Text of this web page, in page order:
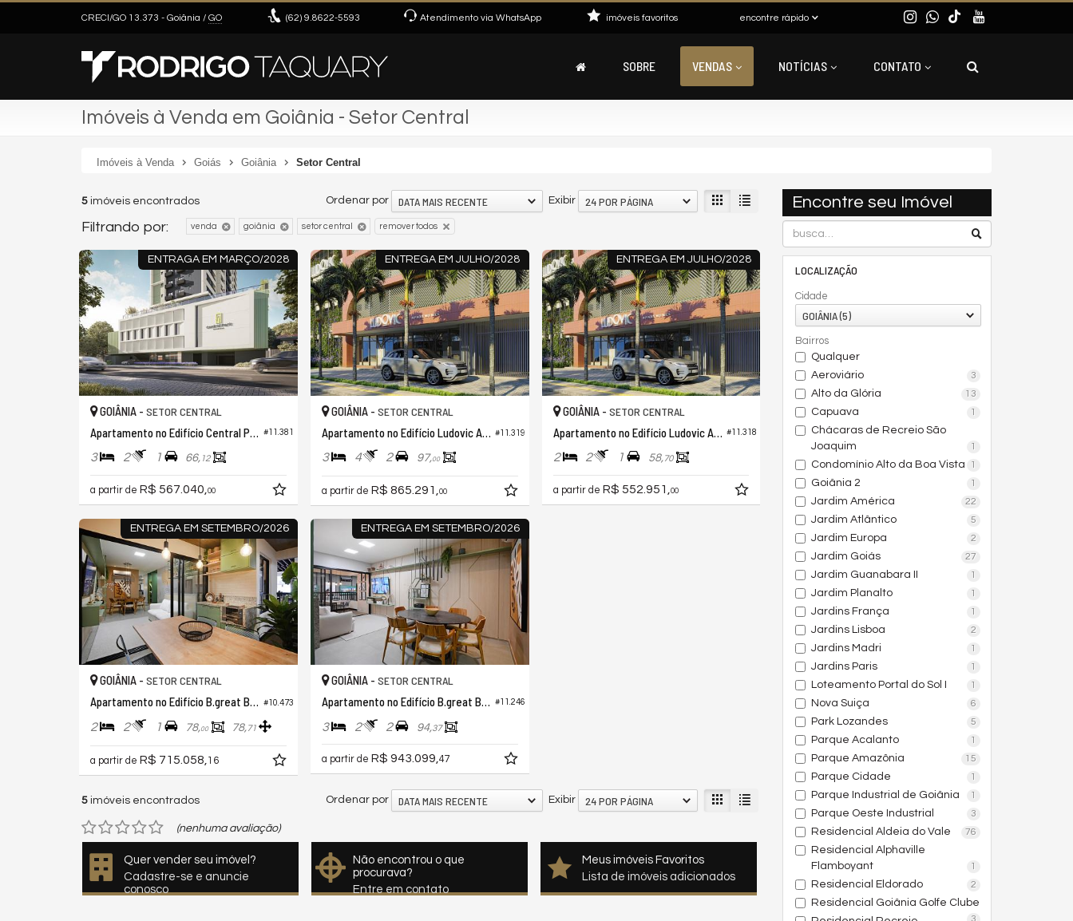
CRECI/GO 13.373 - Goiânia / GO (62) 9.8622-5593 Atendimento via WhatsApp encontre rápido
imóveis favoritos
SOBRE VENDAS NOTÍCIAS CONTATO
Imóveis à Venda em Goiânia - Setor Central
Imóveis à Venda Goiás Goiânia Setor Central
Encontre seu Imóvel
LOCALIZAÇÃO
Cidade
GOIÂNIA (5)
Bairros
Qualquer
Aeroviário
3
Alto da Glória 13
Capuava 1
Chácaras de Recreio São
Joaquim
1
Condomínio Alto da Boa Vista 1
Goiânia 2 1
Jardim América 22
Jardim Atlântico 5
Jardim Europa 2
Jardim Goiás 27
Jardim Guanabara II 1
Jardim Planalto 1
Jardins França 1
Jardins Lisboa 2
Jardins Madri 1
Jardins Paris 1
Loteamento Portal do Sol I 1
Nova Suiça 6
Park Lozandes 5
Parque Acalanto 1
Parque Amazônia 15
Parque Cidade 1
Parque Industrial de Goiânia 1
Parque Oeste Industrial 3
Residencial Aldeia do Vale 76
Residencial Alphaville
Flamboyant
1
Residencial Eldorado 2
Residencial Goiânia Golfe Clube
5 imóveis encontrados Exibir 24 POR PÁGINA
Ordenar por DATA MAIS RECENTE
Filtrando por: venda goiânia setor central remover todos
ENTRAGA EM MARÇO/2028
#11.381
GOIÂNIA - SETOR CENTRAL
Apartamento no Edifício Central Park Residencial
3 2 1 66, 12
a partir de R$ 567.040, 00
ENTREGA EM JULHO/2028
#11.319
GOIÂNIA - SETOR CENTRAL
Apartamento no Edifício Ludovic Apartments
3 4 2 97,00
a partir de R$ 865.291, 00
ENTREGA EM JULHO/2028
#11.318
GOIÂNIA - SETOR CENTRAL
Apartamento no Edifício Ludovic Apartments
2 2 1 58,70
a partir de R$ 552.951, 00
ENTREGA EM SETEMBRO/2026
#10.473
GOIÂNIA - SETOR CENTRAL
Apartamento no Edifício B.great Bosque dos Buritis
2 2 1 78,00 78,71
a partir de R$ 715.058, 16
ENTREGA EM SETEMBRO/2026
#11.246
GOIÂNIA - SETOR CENTRAL
Apartamento no Edifício B.great Bosque dos Buritis
3 2 2 94,37
a partir de R$ 943.099,47
5 imóveis encontrados Exibir 24 POR PÁGINA
Ordenar por DATA MAIS RECENTE
(nenhuma avaliação)
Quer vender seu imóvel?
Cadastre-se e anuncie
conosco
Não encontrou o que
procurava?
Entre em contato
Meus imóveis Favoritos
Lista de imóveis adicionados